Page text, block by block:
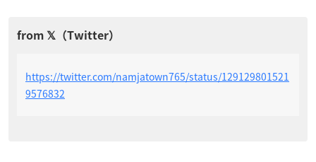
https://twitter.com/namjatown765/status/129129801521
9576832